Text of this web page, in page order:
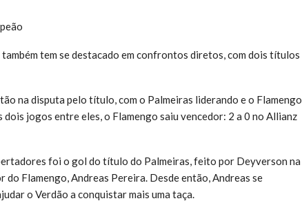
tem se destacado em confrontos diretos, com dois títulos
na disputa pelo título, com o Palmeiras liderando e o Flamengo
jogos entre eles, o Flamengo saiu vencedor: 2 a 0 no Allianz
foi o gol do título do Palmeiras, feito por Deyverson na
Flamengo, Andreas Pereira. Desde então, Andreas se
o Verdão a conquistar mais uma taça.